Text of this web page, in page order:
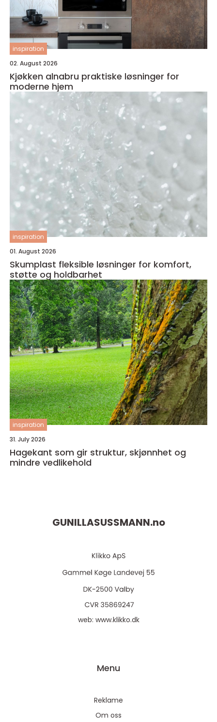
inspiration
02. August 2026
Kjøkken alnabru praktiske løsninger for
moderne hjem
inspiration
01. August 2026
Skumplast fleksible løsninger for komfort,
støtte og holdbarhet
inspiration
31. July 2026
Hagekant som gir struktur, skjønnhet og
mindre vedlikehold
GUNILLASUSSMANN.no
web: www.klikko.dk
Menu
Reklame
Om oss